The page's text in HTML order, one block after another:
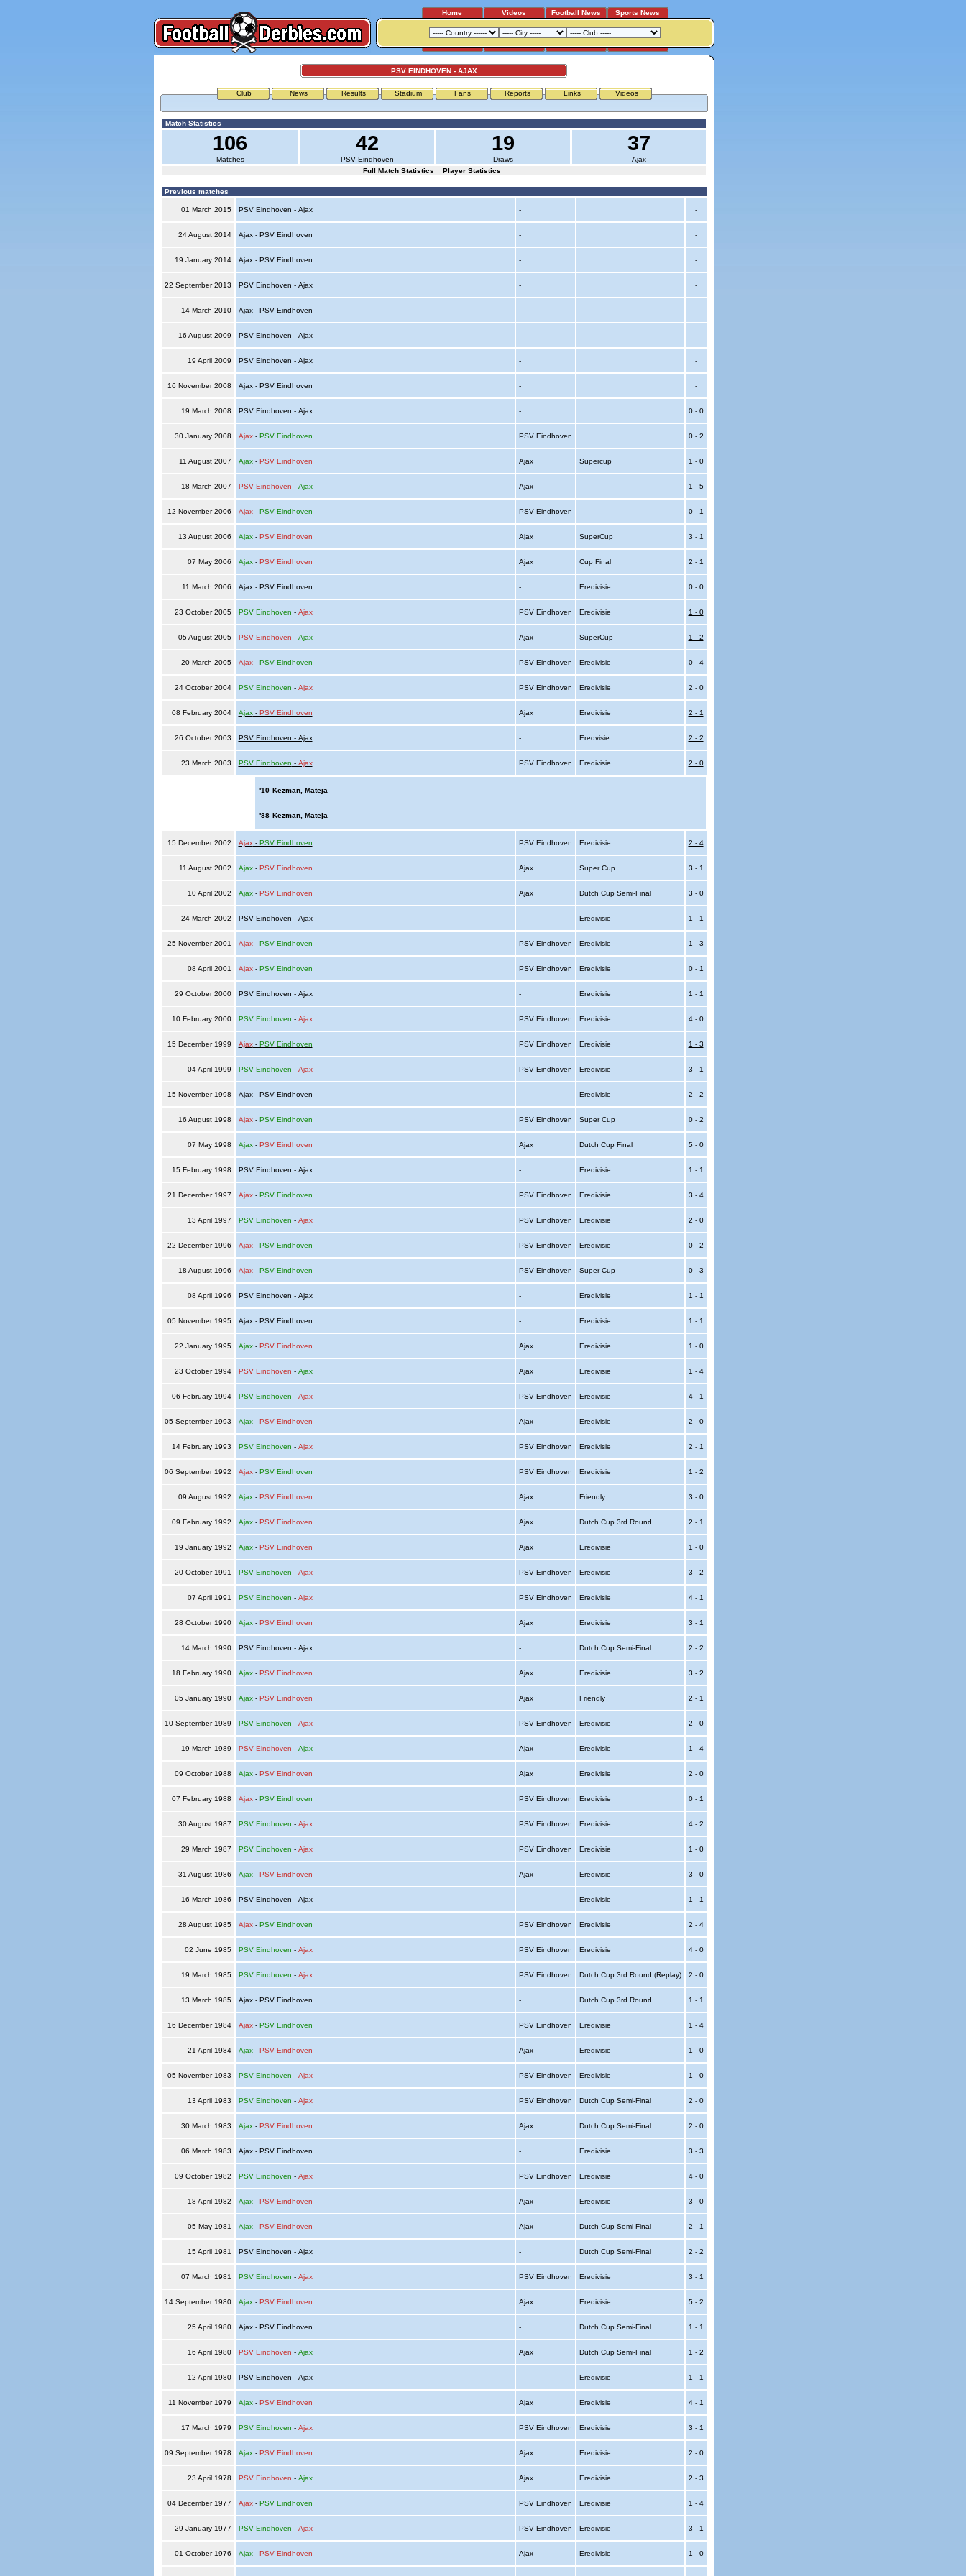
Home Videos Football News Sports News
PSV EINDHOVEN - AJAX
Club News Results Stadium Fans Reports Links Videos
Match Statistics
106
Matches
42
PSV Eindhoven
19
Draws
37
Ajax
Full Match Statistics
Player Statistics
Previous matches
01 March 2015 PSV Eindhoven - Ajax - -
24 August 2014 Ajax - PSV Eindhoven - -
19 January 2014 Ajax - PSV Eindhoven - -
22 September 2013 PSV Eindhoven - Ajax - -
14 March 2010 Ajax - PSV Eindhoven - -
16 August 2009 PSV Eindhoven - Ajax - -
19 April 2009 PSV Eindhoven - Ajax - -
16 November 2008 Ajax - PSV Eindhoven - -
19 March 2008 PSV Eindhoven - Ajax - 0 - 0
30 January 2008 Ajax- PSV Eindhoven PSV Eindhoven 0 - 2
11 August 2007 Ajax- PSV Eindhoven Ajax Supercup 1 - 0
18 March 2007 PSV Eindhoven - Ajax Ajax 1 - 5
12 November 2006 Ajax- PSV Eindhoven PSV Eindhoven 0 - 1
13 August 2006 Ajax- PSV Eindhoven Ajax SuperCup 3 - 1
07 May 2006 Ajax- PSV Eindhoven Ajax Cup Final 2 - 1
11 March 2006 Ajax - PSV Eindhoven - Eredivisie 0 - 0
23 October 2005 PSV Eindhoven - Ajax PSV Eindhoven Eredivisie 1 - 0
05 August 2005 PSV Eindhoven - Ajax Ajax SuperCup 1 - 2
20 March 2005 Ajax- PSV Eindhoven PSV Eindhoven Eredivisie 0 - 4
24 October 2004 PSV Eindhoven - Ajax PSV Eindhoven Eredivisie 2 - 0
08 February 2004 Ajax- PSV Eindhoven Ajax Eredivisie 2 - 1
26 October 2003 PSV Eindhoven - Ajax - Eredvisie 2 - 2
23 March 2003 PSV Eindhoven - Ajax PSV Eindhoven Eredivisie 2 - 0
'10 Kezman, Mateja
'88 Kezman, Mateja
15 December 2002 Ajax- PSV Eindhoven PSV Eindhoven Eredivisie 2 - 4
11 August 2002 Ajax- PSV Eindhoven Ajax Super Cup 3 - 1
10 April 2002 Ajax- PSV Eindhoven Ajax Dutch Cup Semi-Final 3 - 0
24 March 2002 PSV Eindhoven - Ajax - Eredivisie 1 - 1
25 November 2001 Ajax- PSV Eindhoven PSV Eindhoven Eredivisie 1 - 3
08 April 2001 Ajax- PSV Eindhoven PSV Eindhoven Eredivisie 0 - 1
29 October 2000 PSV Eindhoven - Ajax - Eredivisie 1 - 1
10 February 2000 PSV Eindhoven - Ajax PSV Eindhoven Eredivisie 4 - 0
15 December 1999 Ajax- PSV Eindhoven PSV Eindhoven Eredivisie 1 - 3
04 April 1999 PSV Eindhoven - Ajax PSV Eindhoven Eredivisie 3 - 1
15 November 1998 Ajax - PSV Eindhoven - Eredivisie 2 - 2
16 August 1998 Ajax- PSV Eindhoven PSV Eindhoven Super Cup 0 - 2
07 May 1998 Ajax- PSV Eindhoven Ajax Dutch Cup Final 5 - 0
15 February 1998 PSV Eindhoven - Ajax - Eredivisie 1 - 1
21 December 1997 Ajax- PSV Eindhoven PSV Eindhoven Eredivisie 3 - 4
13 April 1997 PSV Eindhoven - Ajax PSV Eindhoven Eredivisie 2 - 0
22 December 1996 Ajax- PSV Eindhoven PSV Eindhoven Eredivisie 0 - 2
18 August 1996 Ajax- PSV Eindhoven PSV Eindhoven Super Cup 0 - 3
08 April 1996 PSV Eindhoven - Ajax - Eredivisie 1 - 1
05 November 1995 Ajax - PSV Eindhoven - Eredivisie 1 - 1
22 January 1995 Ajax- PSV Eindhoven Ajax Eredivisie 1 - 0
23 October 1994 PSV Eindhoven - Ajax Ajax Eredivisie 1 - 4
06 February 1994 PSV Eindhoven - Ajax PSV Eindhoven Eredivisie 4 - 1
05 September 1993 Ajax- PSV Eindhoven Ajax Eredivisie 2 - 0
14 February 1993 PSV Eindhoven - Ajax PSV Eindhoven Eredivisie 2 - 1
06 September 1992 Ajax- PSV Eindhoven PSV Eindhoven Eredivisie 1 - 2
09 August 1992 Ajax- PSV Eindhoven Ajax Friendly 3 - 0
09 February 1992 Ajax- PSV Eindhoven Ajax Dutch Cup 3rd Round 2 - 1
19 January 1992 Ajax- PSV Eindhoven Ajax Eredivisie 1 - 0
20 October 1991 PSV Eindhoven - Ajax PSV Eindhoven Eredivisie 3 - 2
07 April 1991 PSV Eindhoven - Ajax PSV Eindhoven Eredivisie 4 - 1
28 October 1990 Ajax- PSV Eindhoven Ajax Eredivisie 3 - 1
14 March 1990 PSV Eindhoven - Ajax - Dutch Cup Semi-Final 2 - 2
18 February 1990 Ajax- PSV Eindhoven Ajax Eredivisie 3 - 2
05 January 1990 Ajax- PSV Eindhoven Ajax Friendly 2 - 1
10 September 1989 PSV Eindhoven - Ajax PSV Eindhoven Eredivisie 2 - 0
19 March 1989 PSV Eindhoven - Ajax Ajax Eredivisie 1 - 4
09 October 1988 Ajax- PSV Eindhoven Ajax Eredivisie 2 - 0
07 February 1988 Ajax- PSV Eindhoven PSV Eindhoven Eredivisie 0 - 1
30 August 1987 PSV Eindhoven - Ajax PSV Eindhoven Eredivisie 4 - 2
29 March 1987 PSV Eindhoven - Ajax PSV Eindhoven Eredivisie 1 - 0
31 August 1986 Ajax- PSV Eindhoven Ajax Eredivisie 3 - 0
16 March 1986 PSV Eindhoven - Ajax - Eredivisie 1 - 1
28 August 1985 Ajax- PSV Eindhoven PSV Eindhoven Eredivisie 2 - 4
02 June 1985 PSV Eindhoven - Ajax PSV Eindhoven Eredivisie 4 - 0
19 March 1985 PSV Eindhoven - Ajax PSV Eindhoven Dutch Cup 3rd Round (Replay) 2 - 0
13 March 1985 Ajax - PSV Eindhoven - Dutch Cup 3rd Round 1 - 1
16 December 1984 Ajax- PSV Eindhoven PSV Eindhoven Eredivisie 1 - 4
21 April 1984 Ajax- PSV Eindhoven Ajax Eredivisie 1 - 0
05 November 1983 PSV Eindhoven - Ajax PSV Eindhoven Eredivisie 1 - 0
13 April 1983 PSV Eindhoven - Ajax PSV Eindhoven Dutch Cup Semi-Final 2 - 0
30 March 1983 Ajax- PSV Eindhoven Ajax Dutch Cup Semi-Final 2 - 0
06 March 1983 Ajax - PSV Eindhoven - Eredivisie 3 - 3
09 October 1982 PSV Eindhoven - Ajax PSV Eindhoven Eredivisie 4 - 0
18 April 1982 Ajax- PSV Eindhoven Ajax Eredivisie 3 - 0
05 May 1981 Ajax- PSV Eindhoven Ajax Dutch Cup Semi-Final 2 - 1
15 April 1981 PSV Eindhoven - Ajax - Dutch Cup Semi-Final 2 - 2
07 March 1981 PSV Eindhoven - Ajax PSV Eindhoven Eredivisie 3 - 1
14 September 1980 Ajax- PSV Eindhoven Ajax Eredivisie 5 - 2
25 April 1980 Ajax - PSV Eindhoven - Dutch Cup Semi-Final 1 - 1
16 April 1980 PSV Eindhoven - Ajax Ajax Dutch Cup Semi-Final 1 - 2
12 April 1980 PSV Eindhoven - Ajax - Eredivisie 1 - 1
11 November 1979 Ajax- PSV Eindhoven Ajax Eredivisie 4 - 1
17 March 1979 PSV Eindhoven - Ajax PSV Eindhoven Eredivisie 3 - 1
09 September 1978 Ajax- PSV Eindhoven Ajax Eredivisie 2 - 0
23 April 1978 PSV Eindhoven - Ajax Ajax Eredivisie 2 - 3
04 December 1977 Ajax- PSV Eindhoven PSV Eindhoven Eredivisie 1 - 4
29 January 1977 PSV Eindhoven - Ajax PSV Eindhoven Eredivisie 3 - 1
01 October 1976 Ajax- PSV Eindhoven Ajax Eredivisie 1 - 0